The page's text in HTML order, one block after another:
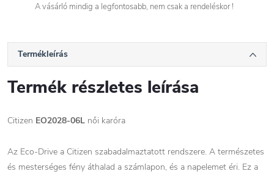
A vásárló mindig a legfontosabb, nem csak a rendeléskor !
Termékleírás
Termék részletes leírása
Citizen EO2028-06L női karóra
Az Eco-Drive a Citizen szabadalmaztatott rendszere. A természetes
és mesterséges fény áthalad a számlapon, és a napelemet éri. Ez a